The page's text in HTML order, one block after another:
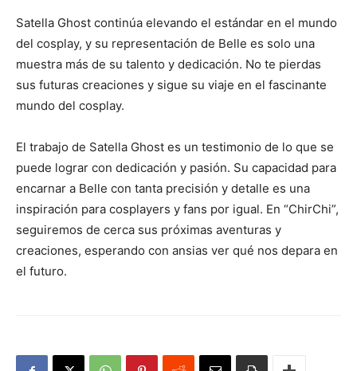
Satella Ghost continúa elevando el estándar en el mundo
del cosplay, y su representación de Belle es solo una
muestra más de su talento y dedicación. No te pierdas
sus futuras creaciones y sigue su viaje en el fascinante
mundo del cosplay.
El trabajo de Satella Ghost es un testimonio de lo que se
puede lograr con dedicación y pasión. Su capacidad para
encarnar a Belle con tanta precisión y detalle es una
inspiración para cosplayers y fans por igual. En “ChirChi”,
seguiremos de cerca sus próximas aventuras y
creaciones, esperando con ansias ver qué nos depara en
el futuro.